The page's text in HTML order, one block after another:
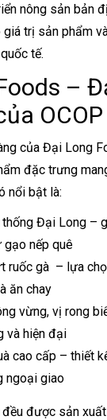
nông sản bản
giá trị sản phẩm
tế.
–
của Đại Long
đặc trưng
nổi bật là:
thống Đại Long –
nếp quê
ruốc gà – lựa
ăn chay
vừng, vị rong
và hiện đại
cao cấp – thiết
ngoại giao
được sản